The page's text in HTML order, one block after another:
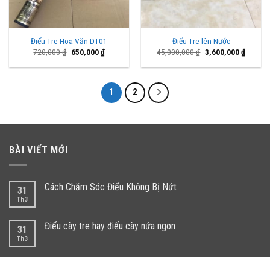
Điếu Tre Hoa Văn DT01
720,000₫ Giá
là:
650,000₫Giá
hiện
tại
650,000 ₫.
Điếu Tre lên Nước
45,000,000₫ Giá
gốc
là:
3,600,000₫Giá
hiện
tại
1 2
BÀI VIẾT MỚI
31
Th3
Cách Chăm Sóc Điếu Không Bị Nứt
31
Th3
Điếu cày tre hay điếu cày nứa ngon